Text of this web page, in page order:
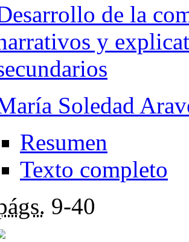
de la
y
Soledad
Resumen
Texto completo
9-40